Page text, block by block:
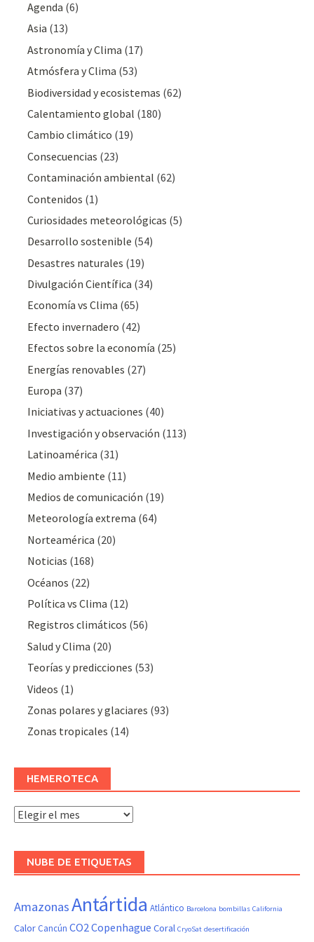
Agenda (6)
Asia (13)
Astronomía y Clima (17)
Atmósfera y Clima (53)
Biodiversidad y ecosistemas (62)
Calentamiento global (180)
Cambio climático (19)
Consecuencias (23)
Contaminación ambiental (62)
Contenidos (1)
Curiosidades meteorológicas (5)
Desarrollo sostenible (54)
Desastres naturales (19)
Divulgación Cientí­fica (34)
Economía vs Clima (65)
Efecto invernadero (42)
Efectos sobre la economía (25)
Energías renovables (27)
Europa (37)
Iniciativas y actuaciones (40)
Investigación y observación (113)
Latinoamérica (31)
Medio ambiente (11)
Medios de comunicación (19)
Meteorologí­a extrema (64)
Norteamérica (20)
Noticias (168)
Océanos (22)
Polí­tica vs Clima (12)
Registros climáticos (56)
Salud y Clima (20)
Teorías y predicciones (53)
Videos (1)
Zonas polares y glaciares (93)
Zonas tropicales (14)
HEMEROTECA
Hemeroteca
NUBE DE ETIQUETAS
AmazonasAntártida Atlántico Barcelona bombillas California
Calor Cancún CO2Copenhague Coral CryoSat desertificación